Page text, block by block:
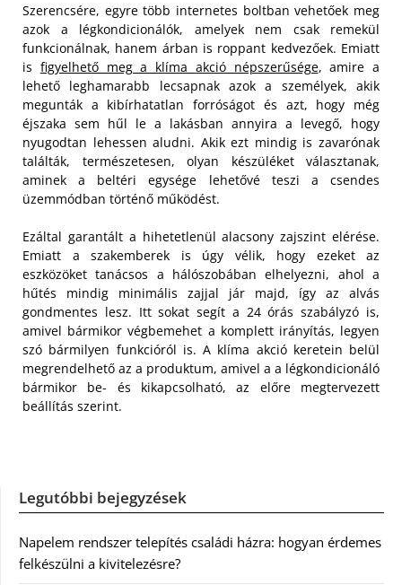
Szerencsére, egyre több internetes boltban vehetőek meg
azok a légkondicionálók, amelyek nem csak remekül
funkcionálnak, hanem árban is roppant kedvezőek. Emiatt
is figyelhető meg a klíma akció népszerűsége, amire a
lehető leghamarabb lecsapnak azok a személyek, akik
megunták a kibírhatatlan forróságot és azt, hogy még
éjszaka sem hűl le a lakásban annyira a levegő, hogy
nyugodtan lehessen aludni. Akik ezt mindig is zavarónak
találták, természetesen, olyan készüléket választanak,
aminek a beltéri egysége lehetővé teszi a csendes
üzemmódban történő működést.
Ezáltal garantált a hihetetlenül alacsony zajszint elérése.
Emiatt a szakemberek is úgy vélik, hogy ezeket az
eszközöket tanácsos a hálószobában elhelyezni, ahol a
hűtés mindig minimális zajjal jár majd, így az alvás
gondmentes lesz. Itt sokat segít a 24 órás szabályzó is,
amivel bármikor végbemehet a komplett irányítás, legyen
szó bármilyen funkcióról is. A klíma akció keretein belül
megrendelhető az a produktum, amivel a a légkondicionáló
bármikor be- és kikapcsolható, az előre megtervezett
beállítás szerint.
Legutóbbi bejegyzések
Napelem rendszer telepítés családi házra: hogyan érdemes
felkészülni a kivitelezésre?